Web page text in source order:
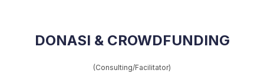
DONASI & CROWDFUNDING
(Consulting/Facilitator)